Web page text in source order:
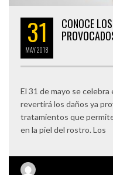
31
MAY2018
CONOCE
El 31 de mayo se celebra
revertirá los daños ya
tratamientos que
en la piel del rostro. Los